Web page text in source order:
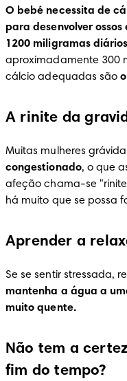
O bebé necessita de
para desenvolver ossos
1200 miligramas diários
aproximadamente 300
cálcio adequadas são o
A rinite da
Muitas mulheres
congestionado, o que
afeção chama-se
há muito que se possa
Aprender a
mantenha a água a
muito quente.
Não tem a
fim do tempo?